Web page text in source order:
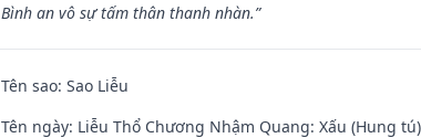
Bình an vô sự tấm thân thanh nhàn.”
Tên sao: Sao Liễu
Tên ngày: Liễu Thổ Chương Nhậm Quang: Xấu (Hung